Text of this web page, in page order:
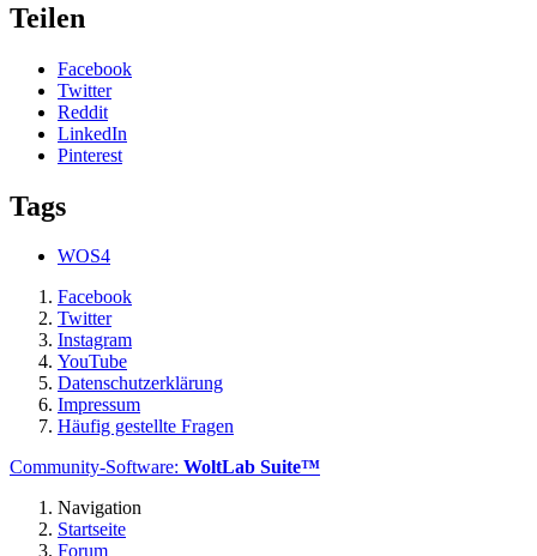
Teilen
Facebook
Twitter
Reddit
LinkedIn
Pinterest
Tags
WOS4
Facebook
Twitter
Instagram
YouTube
Datenschutzerklärung
Impressum
Häufig gestellte Fragen
Community-Software: WoltLab Suite™
Navigation
Startseite
Forum